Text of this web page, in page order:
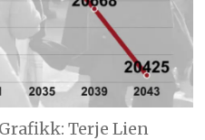
Grafikk: Terje Lien